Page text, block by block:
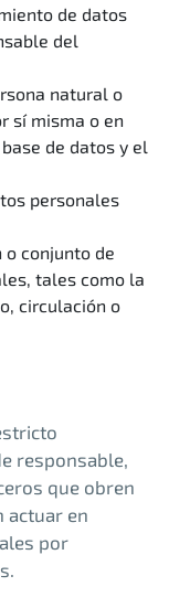
de datos
del
natural o
sí misma o en
de datos y el
personales
o conjunto de
tales como la
circulación o
responsable,
que obren
actuar en
por